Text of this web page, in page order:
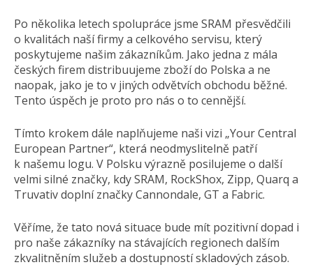
Po několika letech spolupráce jsme SRAM přesvědčili
o kvalitách naší firmy a celkového servisu, který
poskytujeme našim zákazníkům. Jako jedna z mála
českých firem distribuujeme zboží do Polska a ne
naopak, jako je to v jiných odvětvích obchodu běžné.
Tento úspěch je proto pro nás o to cennější.
Tímto krokem dále naplňujeme naši vizi „Your Central
European Partner“, která neodmyslitelně patří
k našemu logu. V Polsku výrazně posilujeme o další
velmi silné značky, kdy SRAM, RockShox, Zipp, Quarq a
Truvativ doplní značky Cannondale, GT a Fabric.
Věříme, že tato nová situace bude mít pozitivní dopad i
pro naše zákazníky na stávajících regionech dalším
zkvalitněním služeb a dostupností skladových zásob.